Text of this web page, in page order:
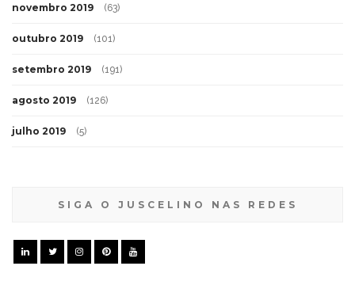
novembro 2019 (63)
outubro 2019 (101)
setembro 2019 (191)
agosto 2019 (126)
julho 2019 (5)
SIGA O JUSCELINO NAS REDES